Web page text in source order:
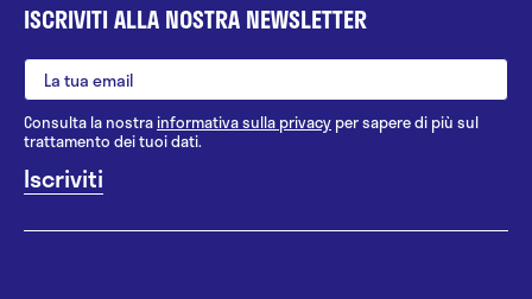
ISCRIVITI ALLA NOSTRA NEWSLETTER
Consulta la nostrainformativa sulla privacy per sapere di più sul
trattamento dei tuoi dati.